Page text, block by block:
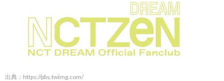
出典： https://pbs.twimg.com/